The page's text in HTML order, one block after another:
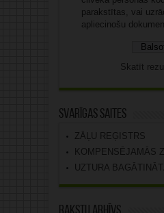
parakstītas, vai
apliecinošu
Skatīt
Svarīgas saites
ZĀĻU REĢISTRS
KOMPENSĒJAMĀS
UZTURA